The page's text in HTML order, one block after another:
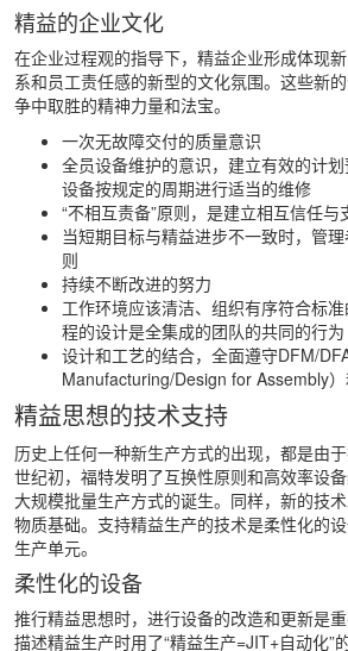
精益的企业文化
在企业过程观的指导下，精益企业形成体现
系和员工责任感的新型的文化氛围。这些新
争中取胜的精神力量和法宝。
一次无故障交付的质量意识
全员设备维护的意识，建立有效的计
设备按规定的周期进行适当的维修
“不相互责备”原则，是建立相互信任与
当短期目标与精益进步不一致时，管
则
持续不断改进的努力
工作环境应该清洁、组织有序符合标
程的设计是全集成的团队的共同的行为
设计和工艺的结合，全面遵守DFM/
Manufacturing/Design for Assembly）
精益思想的技术支持
历史上任何一种新生产方式的出现，都是由
世纪初，福特发明了互换性原则和高效率设
大规模批量生产方式的诞生。同样，新的技
物质基础。支持精益生产的技术是柔性化的
生产单元。
柔性化的设备
推行精益思想时，进行设备的改造和更新是
描述精益生产时用了“精益生产=JIT+自动化”